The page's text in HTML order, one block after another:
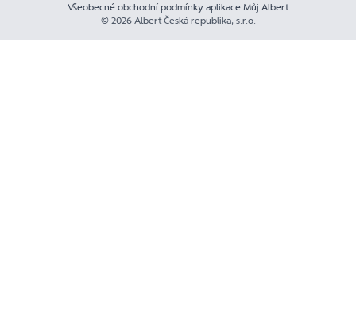
Všeobecné obchodní podmínky aplikace Můj Albert
© 2026 Albert Česká republika, s.r.o.